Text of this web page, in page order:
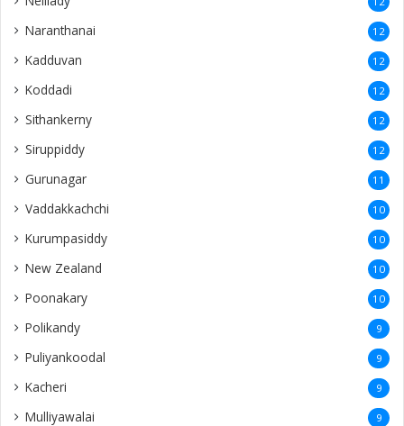
Naranthanai 12
Kadduvan 12
Koddadi 12
Sithankerny 12
Siruppiddy 12
Gurunagar 11
Vaddakkachchi 10
Kurumpasiddy 10
New Zealand 10
Poonakary 10
Polikandy 9
Puliyankoodal 9
Kacheri 9
Mulliyawalai 9